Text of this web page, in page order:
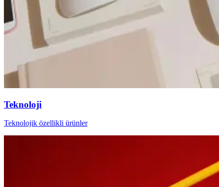
Teknoloji
Teknolojik özellikli ürünler